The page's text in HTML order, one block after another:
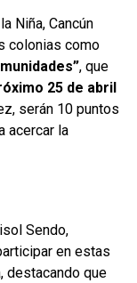
Niña, Cancún
colonias como
, que
25 de abril
serán 10 puntos
acercar la
Sendo,
en estas
destacando que